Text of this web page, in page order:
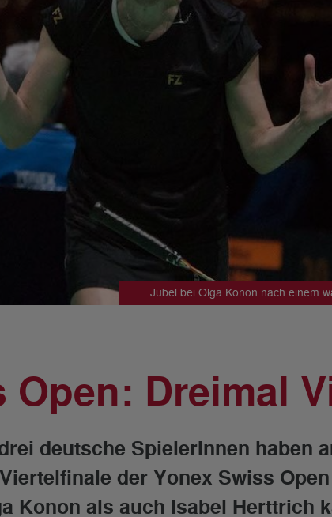
Jubel bei Olga Konon nach einem
Open: Dreimal
deutsche SpielerInnen haben
der Yonex Swiss
Konon als auch Isabel Herttrich